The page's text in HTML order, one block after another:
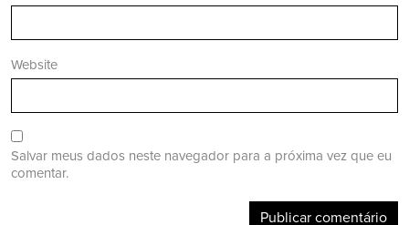
Website
Salvar meus dados neste navegador para a próxima vez que eu
comentar.